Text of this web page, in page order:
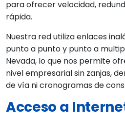
para ofrecer velocidad,
rápida.
Nuestra red utiliza enlaces
punto a punto y punto a
Nevada, lo que nos permite
nivel empresarial sin zanjas,
de vía ni cronogramas de
Acceso a